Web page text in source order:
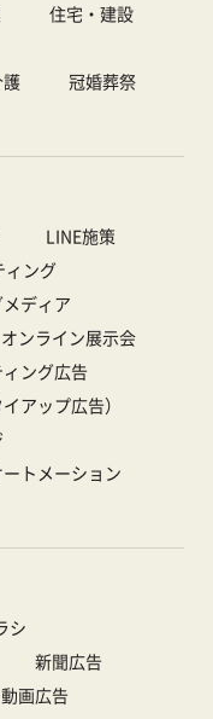
住宅・建設
冠婚葬祭
LINE施策
ィング
ディア
オンライン展示会
ィング広告
アップ広告）
トメーション
シ
新聞広告
画広告